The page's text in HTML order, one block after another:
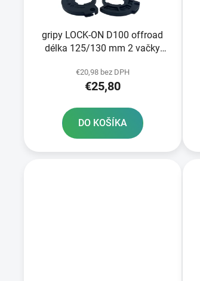
gripy LOCK-ON D100 offroad
délka 125/130 mm 2 vačky
€20,98 bez DPH
€25,80
DO KOŠÍKA